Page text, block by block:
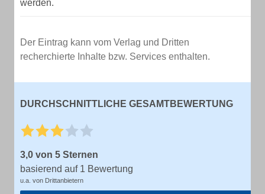
werden.
Der Eintrag kann vom Verlag und Dritten
recherchierte Inhalte bzw. Services enthalten.
DURCHSCHNITTLICHE GESAMTBEWERTUNG
3,0 von 5 Sternen
basierend auf 1 Bewertung
u.a. von Drittanbietern